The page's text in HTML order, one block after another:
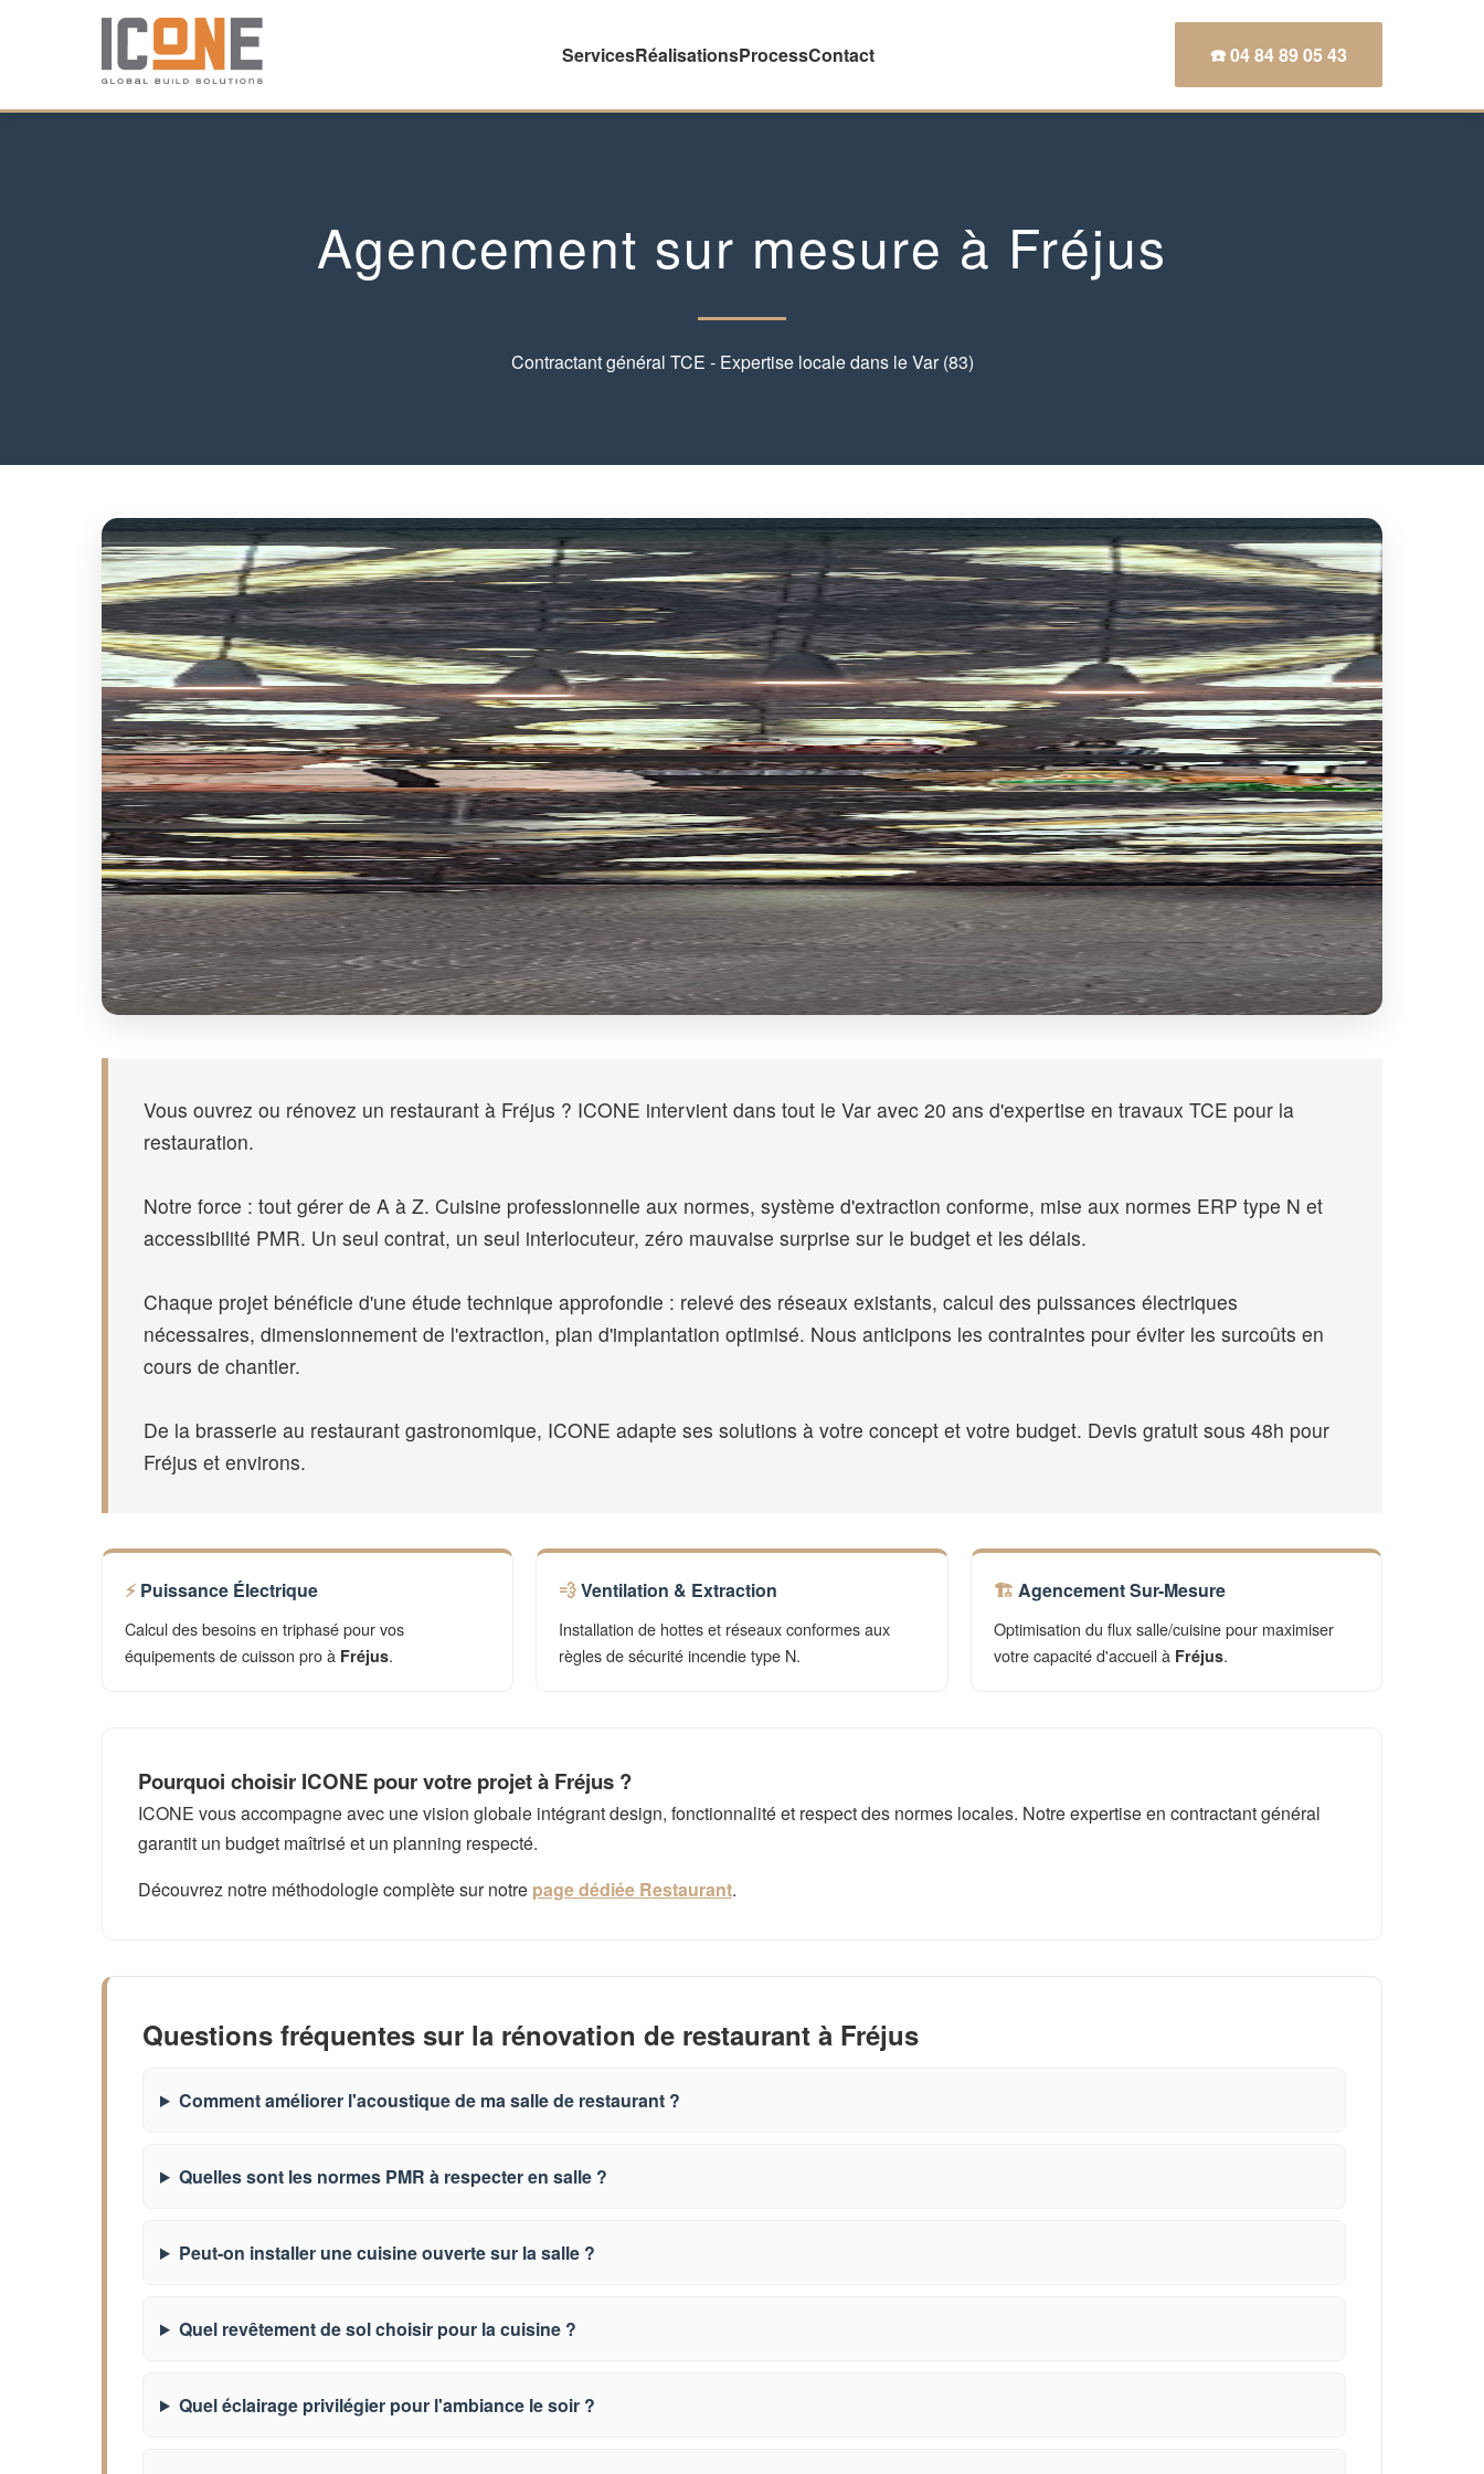
ServicesRéalisationsProcessContact ☎️ 04 84 89 05 43
Agencement sur mesure à Fréjus
Contractant général TCE - Expertise locale dans le Var (83)
Vous ouvrez ou rénovez un restaurant à Fréjus ? ICONE intervient dans tout le Var avec 20 ans d'expertise en travaux TCE pour la
restauration.
Notre force : tout gérer de A à Z. Cuisine professionnelle aux normes, système d'extraction conforme, mise aux normes ERP type N et
accessibilité PMR. Un seul contrat, un seul interlocuteur, zéro mauvaise surprise sur le budget et les délais.
Chaque projet bénéficie d'une étude technique approfondie : relevé des réseaux existants, calcul des puissances électriques
nécessaires, dimensionnement de l'extraction, plan d'implantation optimisé. Nous anticipons les contraintes pour éviter les surcoûts en
cours de chantier.
De la brasserie au restaurant gastronomique, ICONE adapte ses solutions à votre concept et votre budget. Devis gratuit sous 48h pour
Fréjus et environs.
Puissance Électrique
Calcul des besoins en triphasé pour vos
équipements de cuisson pro à Fréjus.
Ventilation & Extraction
Installation de hottes et réseaux conformes aux
règles de sécurité incendie type N.
Agencement Sur-Mesure
Optimisation du flux salle/cuisine pour maximiser
votre capacité d'accueil à Fréjus.
Pourquoi choisir ICONE pour votre projet à Fréjus ?
ICONE vous accompagne avec une vision globale intégrant design, fonctionnalité et respect des normes locales. Notre expertise en contractant général
garantit un budget maîtrisé et un planning respecté.
Découvrez notre méthodologie complète sur notre page dédiée Restaurant.
Questions fréquentes sur la rénovation de restaurant à Fréjus
Comment améliorer l'acoustique de ma salle de restaurant ?
Quelles sont les normes PMR à respecter en salle ?
Peut-on installer une cuisine ouverte sur la salle ?
Quel revêtement de sol choisir pour la cuisine ?
Quel éclairage privilégier pour l'ambiance le soir ?